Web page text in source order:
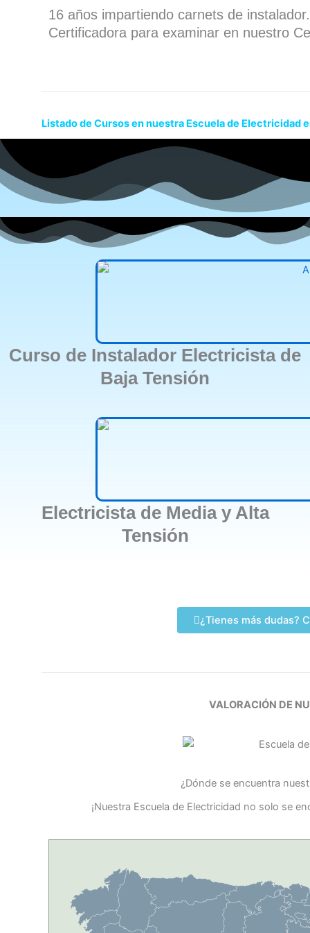
16 años impartiendo carnets de
Certificadora para examinar en nuestro
Listado de Cursos en nuestra Escuela de Electricidad
Curso de Instalador Electricista de
Baja Tensión
Electricista de Media y Alta
Tensión
¿Tienes más dudas?
VALORACIÓN DE
¿Dónde se encuentra
¡Nuestra Escuela de Electricidad no solo se